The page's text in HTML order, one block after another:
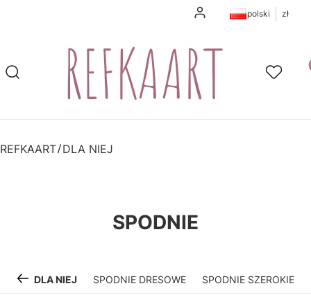
Zaloguj siępolski zł
Otwórz wyszukiwarkę
Szukaj Ulubione
REFKAART DLA NIEJ
SPODNIE
DLA NIEJ SPODNIE DRESOWE SPODNIE SZEROKIE